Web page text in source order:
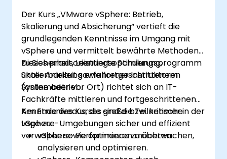
Der Kurs „VMware vSphere: Betrieb,
Skalierung und Absicherung“ vertieft die
grundlegenden Kenntnisse im Umgang mit
vSphere und vermittelt bewährte Methoden
zu Sicherheit, Leistungsoptimierung,
Skalierbarkeit sowie fortgeschrittenem
Systembetrieb.
Dieses praxisorientierte Schulungsprogramm
unter Anleitung erfahrener Instruktoren
(online oder vor Ort) richtet sich an IT-
Fachkräfte mittleren und fortgeschrittenen
Kenntnisniveaus, die große bzw. kritische
vSphere-Umgebungen sicher und effizient
verwalten sowie optimieren möchten.
Am Ende des Kurses sind die Teilnehmer in der
Lage zu:
vSphere-Performance zu überwachen,
analysieren und optimieren.